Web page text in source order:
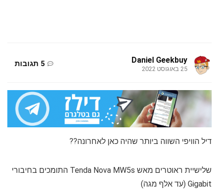
Daniel Geekbuy
25 באוגוסט 2022
5 תגובות
דיל הוויפי השווה ביותר שהיה כאן לאחרונה??
שלישיית ראוטרים מאש Tenda Nova MW5s התומכים בחיבורי
Gigabit (עד אלף מגה)